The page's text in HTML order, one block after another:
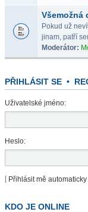
Všemožná
Pokud už
jinam, patří
Moderátor:
PŘIHLÁSIT SE •
Uživatelské jméno:
Heslo:
Přihlásit mě
KDO JE ONLINE